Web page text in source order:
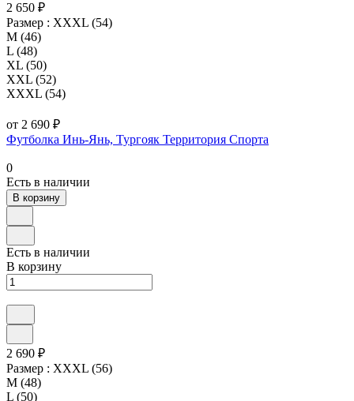
2 650 ₽
Размер : XXXL (54)
M (46)
L (48)
XL (50)
XXL (52)
XXXL (54)
от 2 690 ₽
Футболка Инь-Янь, Тургояк Территория Спорта
0
Есть в наличии
В корзину
Есть в наличии
В корзину
2 690 ₽
Размер : XXXL (56)
M (48)
L (50)